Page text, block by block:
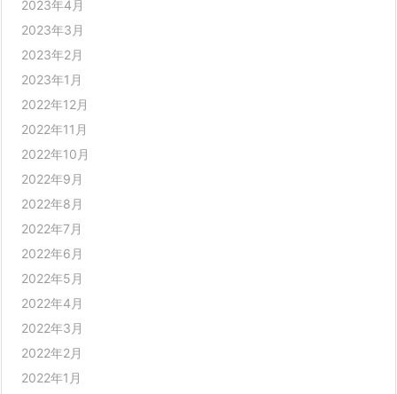
2023年4月
2023年3月
2023年2月
2023年1月
2022年12月
2022年11月
2022年10月
2022年9月
2022年8月
2022年7月
2022年6月
2022年5月
2022年4月
2022年3月
2022年2月
2022年1月